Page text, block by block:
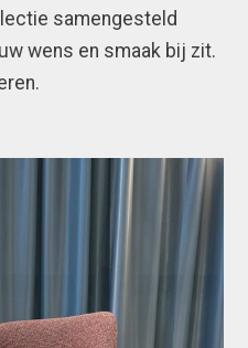
samengesteld
wens en smaak bij zit.